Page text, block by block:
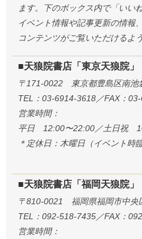
ます。下のボックス内で「いい
イベント情報や記事更新の情報
コンテンツがご覧いただけるよ
■天狼院書店「東京天狼院」
〒171-0022 東京都豊島区南池
TEL：03-6914-3618／FAX：
営業時間：
平日 12:00〜22:00／土日祝
＊定休日：木曜日（イベント時
■天狼院書店「福岡天狼院」
〒810-0021 福岡県福岡市中央
TEL：092-518-7435／FAX：
営業時間：